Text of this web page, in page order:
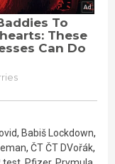
, Babiš Lockdown,
, ČT ČT DVořák,